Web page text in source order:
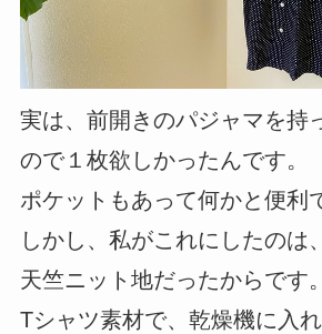
実は、前開きのパジャマを持
ので１枚欲しかったんです。
ポケットもあって何かと便利
しかし、私がこれにしたのは
天竺ニット地だったからです。
Tシャツ素材で、乾燥機に入